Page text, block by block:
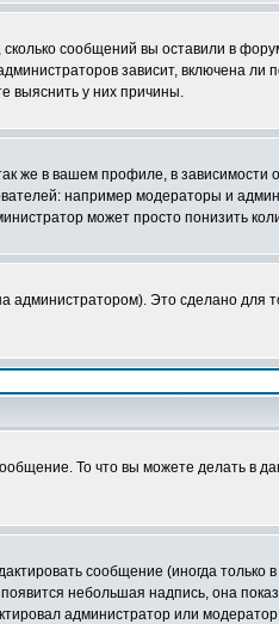
сообщений вы оставили в
зависит, включена ли
выяснить у них причины.
же в вашем профиле, в зависимости
например модераторы и
может просто понизить
Это сделано для
То что вы можете делать в
сообщение (иногда только
небольшая надпись, она
администратор или модератор